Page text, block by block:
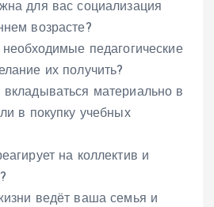
для вас социализация
возрасте?
педагогические
их получить?
материально в
в покупку учебных
на коллектив и
ведёт ваша семья и